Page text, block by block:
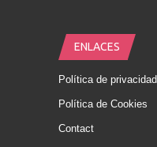
ENLACES
Política de privacidad
Política de Cookies
Contact